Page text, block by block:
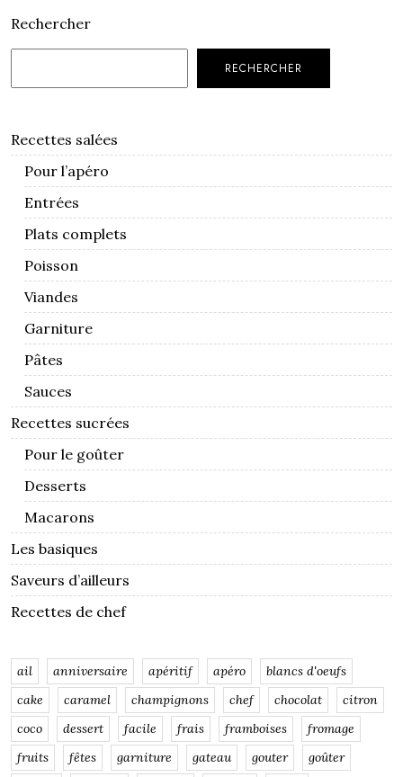
Rechercher
RECHERCHER
Recettes salées
Pour l’apéro
Entrées
Plats complets
Poisson
Viandes
Garniture
Pâtes
Sauces
Recettes sucrées
Pour le goûter
Desserts
Macarons
Les basiques
Saveurs d’ailleurs
Recettes de chef
ail anniversaire apéritif apéro
blancs d'oeufs
cake
caramel champignons chef chocolat
citron
coco
dessert facile frais framboises
fromage
fruits
fêtes garniture gateau gouter
goûter